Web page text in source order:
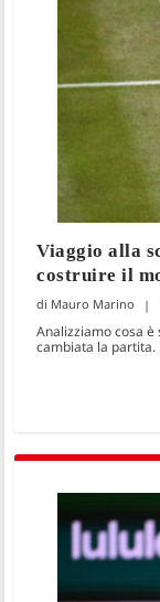
Viaggio alla
costruire il
Mauro Marino
Analizziamo cosa
cambiata la partita.